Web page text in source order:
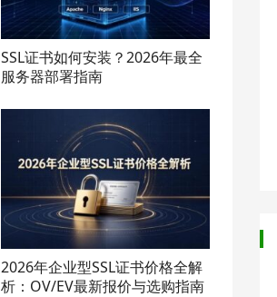
SSL证书如何安装？2026年最全
服务器部署指南
2026年企业型SSL证书价格全解
析：OV/EV最新报价与选购指南